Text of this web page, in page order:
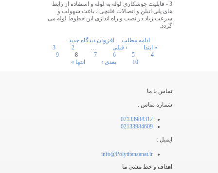
3 - قابلیت جوشکاری لوله به لوله و استفاده از رابط
های پلی اتیلن و اتصالات فلنچی ، باعث سهولت و
سرعت زیاد در نصب و راه اندازی این خطوط لوله می
گردد.
ادامه مطلب افزودن دیدگاه جدید
صفحه‌ها
« ابتدا ‹ قبلی …
2
3
4
5
6
7
8
9
10
بعدی › انتها »
تماس با ما
شماره تماس :
02133984312
02133984609
ایمیل :
info@Polytitansanat.ir
اهداف و خط مشی ما